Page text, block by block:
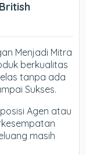
Menjadi Mitra
berkualitas
tanpa ada
Sukses.
Agen atau
masih